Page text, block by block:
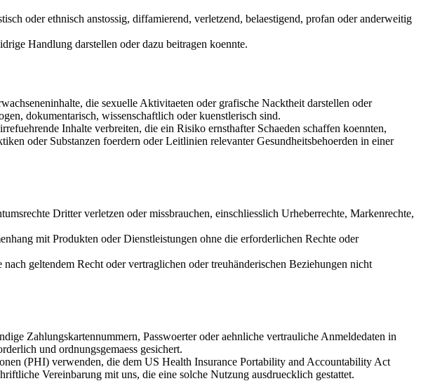
oder ethnisch anstossig, diffamierend, verletzend, belaestigend, profan oder anderweitig
Handlung darstellen oder dazu beitragen koennte.
die sexuelle Aktivitaeten oder grafische Nacktheit darstellen oder
dokumentarisch, wissenschaftlich oder kuenstlerisch sind.
Inhalte verbreiten, die ein Risiko ernsthafter Schaeden schaffen koennten,
oder Substanzen foerdern oder Leitlinien relevanter Gesundheitsbehoerden in einer
Dritter verletzen oder missbrauchen, einschliesslich Urheberrechte, Markenrechte,
mit Produkten oder Dienstleistungen ohne die erforderlichen Rechte oder
geltendem Recht oder vertraglichen oder treuhänderischen Beziehungen nicht
Zahlungskartennummern, Passwoerter oder aehnliche vertrauliche Anmeldedaten in
und ordnungsgemaess gesichert.
(PHI) verwenden, die dem US Health Insurance Portability and Accountability Act
Vereinbarung mit uns, die eine solche Nutzung ausdruecklich gestattet.